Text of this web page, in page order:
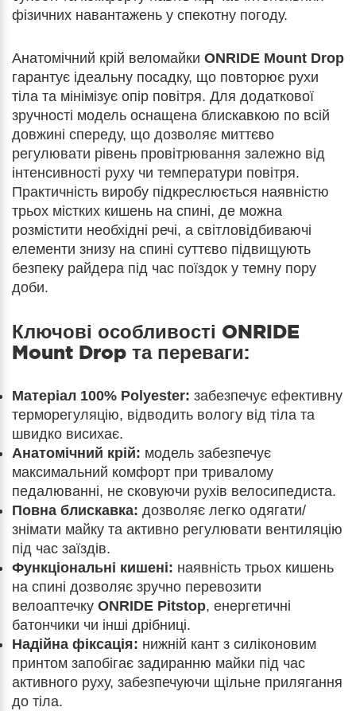
фізичних навантажень у спекотну погоду.
Анатомічний крій веломайки ONRIDE Mount Drop
гарантує ідеальну посадку, що повторює рухи
тіла та мінімізує опір повітря. Для додаткової
зручності модель оснащена блискавкою по всій
довжині спереду, що дозволяє миттєво
регулювати рівень провітрювання залежно від
інтенсивності руху чи температури повітря.
Практичність виробу підкреслюється наявністю
трьох містких кишень на спині, де можна
розмістити необхідні речі, а світловідбиваючі
елементи знизу на спині суттєво підвищують
безпеку райдера під час поїздок у темну пору
доби.
Ключові особливості ONRIDE
Mount Drop та переваги:
Матеріал 100% Polyester: забезпечує ефективну
терморегуляцію, відводить вологу від тіла та
швидко висихає.
Анатомічний крій: модель забезпечує
максимальний комфорт при тривалому
педалюванні, не сковуючи рухів велосипедиста.
Повна блискавка: дозволяє легко одягати/
знімати майку та активно регулювати вентиляцію
під час заїздів.
Функціональні кишені: наявність трьох кишень
на спині дозволяє зручно перевозити
велоаптечку ONRIDE Pitstop, енергетичні
батончики чи інші дрібниці.
Надійна фіксація: нижній кант з силіконовим
принтом запобігає задиранню майки під час
активного руху, забезпечуючи щільне прилягання
до тіла.